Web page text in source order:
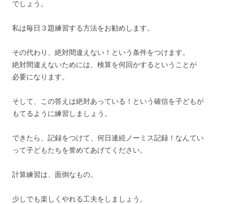
でしょう。
私は毎日３題練習する方法をお勧めします。
その代わり、絶対間違えない！という条件をつけます。
絶対間違えないためには、検算を何回かするということが
必要になります。
そして、この答えは絶対あっている！という確信を子どもが
もてるように練習しましょう。
できたら、記録をつけて、何日連続ノーミス記録！なんてい
って子どもたちを誉めてあげてください。
計算練習は、面倒なもの。
少しでも楽しくやれる工夫をしましょう。